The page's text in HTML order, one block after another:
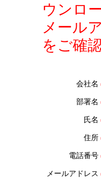
ウンロ
メール
をご確
会社名
部署名
氏名
住所
電話番号
メールアドレス